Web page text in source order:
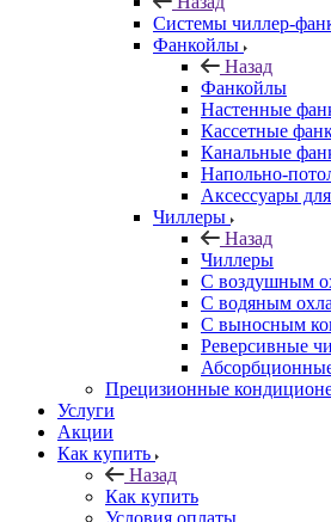
Системы чиллер-
Фанкойлы
Назад
Фанкойлы
Настенные
Кассетные
Канальные
Напольно-
Аксессуары
Чиллеры
Назад
Чиллеры
С воздушным
С водяным
С выносным
Реверсивные
Прецизионные
Услуги
Акции
Как купить
Назад
Как купить
Условия оплаты